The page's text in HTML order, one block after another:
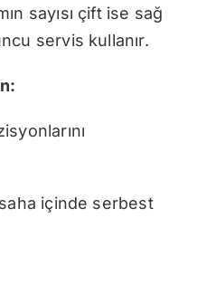
sayısı çift ise sağ
servis kullanır.
içinde serbest